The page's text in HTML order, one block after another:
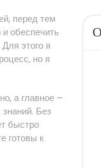
перед тем
и обеспечить
этого я
но я
а главное –
Без
быстро
готовы к